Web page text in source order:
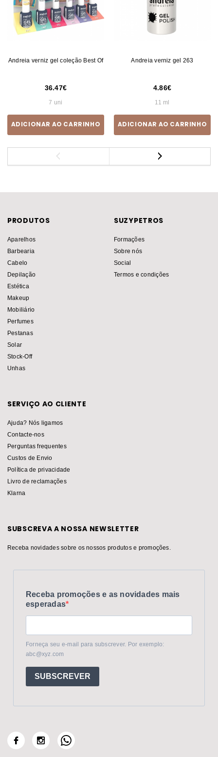
Andreia verniz gel coleção Best Of
36.47
7 uni
ADICIONAR AO CARRINHO
Andreia verniz gel 263
4.86
11 ml
ADICIONAR AO CARRINHO
PRODUTOS
Aparelhos
Barbearia
Cabelo
Depilação
Estética
Makeup
Mobiliário
Perfumes
Pestanas
Solar
Stock-Off
Unhas
SUZYPETROS
Formações
Sobre nós
Social
Termos e condições
SERVIÇO AO CLIENTE
Ajuda? Nós ligamos
Contacte-nos
Perguntas frequentes
Custos de Envio
Política de privacidade
Livro de reclamações
Klarna
SUBSCREVA A NOSSA NEWSLETTER
Receba novidades sobre os nossos produtos e promoções.
Receba promoções e as novidades mais
esperadas
Forneça seu e-mail para subscrever. Por exemplo:
abc@xyz.com
SUBSCREVER